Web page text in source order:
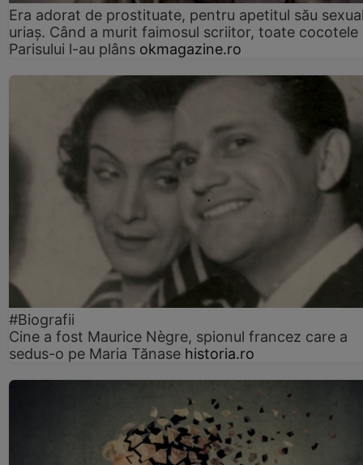
Era adorat de prostituate, pentru apetitul său
uriaș. Când a murit faimosul scriitor, toate cocotele
Parisului l-au plâns okmagazine.ro
#Biografii
Cine a fost Maurice Nègre, spionul francez care a
sedus-o pe Maria Tănase historia.ro